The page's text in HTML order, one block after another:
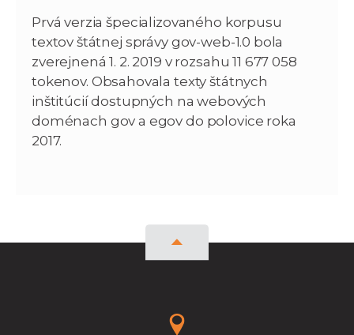
Prvá verzia špecializovaného korpusu
textov štátnej správy gov-web-1.0 bola
zverejnená 1. 2. 2019 v rozsahu 11 677 058
tokenov. Obsahovala texty štátnych
inštitúcií dostupných na webových
doménach gov a egov do polovice roka
2017.